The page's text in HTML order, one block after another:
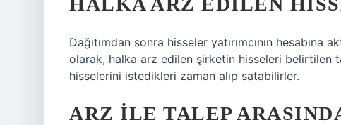
Dağıtımdan sonra hisseler yatırımcının hesabına
olarak, halka arz edilen şirketin hisseleri belirtilen
hisselerini istedikleri zaman alıp satabilirler.
ARZ ILE TALEP